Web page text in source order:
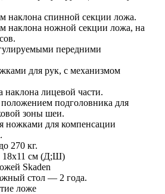
наклона спинной секции ложа.
наклона ножной секции ложа, на
передними
для рук, с механизмом
наклона лицевой части.
подголовника для
зоны шеи.
ножками для компенсации
270 кг.
18х11 см (Д;Ш)
Skaden
стол — 2 года.
ложе